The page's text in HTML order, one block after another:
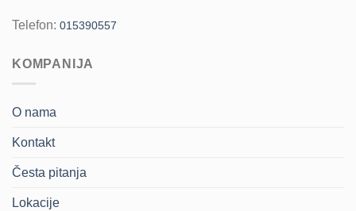
Telefon: 015390557
KOMPANIJA
O nama
Kontakt
Česta pitanja
Lokacije